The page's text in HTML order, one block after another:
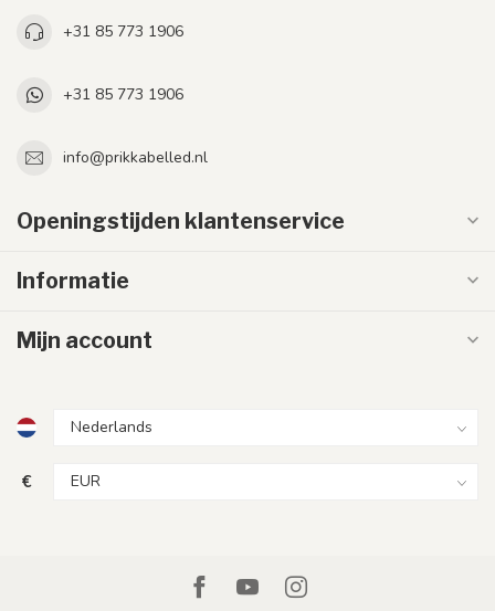
+31 85 773 1906
+31 85 773 1906
info@prikkabelled.nl
Openingstijden klantenservice
Informatie
Mijn account
€